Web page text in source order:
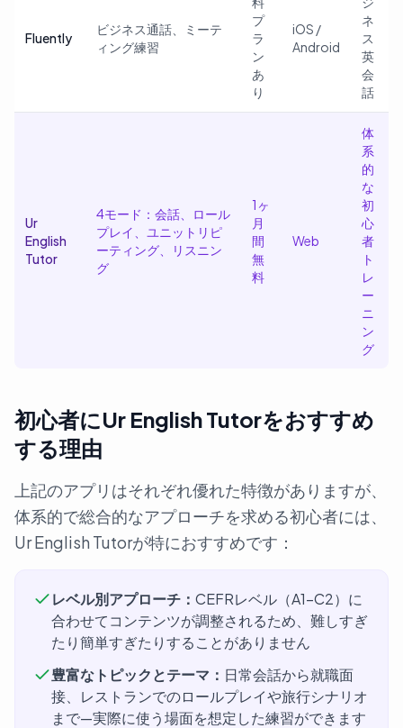
Fluently
ビジネス通話、ミーテ
ィング練習
プ
ラ
ン
あ
り
iOS /
Android
ネ
ス
英
会
話
Ur
English
Tutor
4モード：会話、ロール
プレイ、ユニットリピ
ーティング、リスニン
グ
1ヶ
月
間
無
料
Web
体
系
的
な
初
心
者
ト
レ
ー
ニ
ン
グ
初心者にUr English Tutorをおすすめ
する理由
上記のアプリはそれぞれ優れた特徴がありますが、
体系的で総合的なアプローチを求める初心者には、
Ur English Tutorが特におすすめです：
レベル別アプローチ： CEFRレベル（A1-C2）に
合わせてコンテンツが調整されるため、難しすぎ
たり簡単すぎたりすることがありません
豊富なトピックとテーマ： 日常会話から就職面
接、レストランでのロールプレイや旅行シナリオ
まで—実際に使う場面を想定した練習ができます